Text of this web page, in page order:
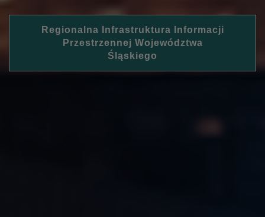
Regionalna Infrastruktura Informacji
Przestrzennej Województwa
Śląskiego